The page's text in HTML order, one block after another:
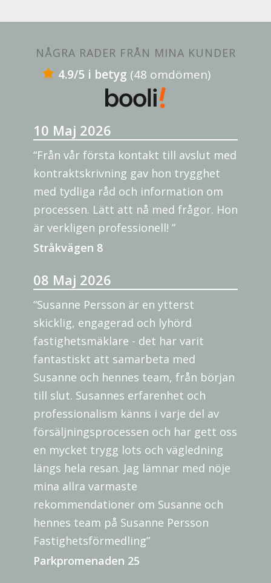
NÅGRA RADER FRÅN MINA KUNDER
4.9/5 i betyg (48 omdömen)
10 Maj 2026
“Från vår första kontakt till avslut med
kontraktskrivning gav hon trygghet
med tydliga råd och information om
processen. Lätt att nå med frågor. Hon
är verkligen professionell! ”
Stråkvägen 8
08 Maj 2026
“Susanne Persson är en ytterst
skicklig, engagerad och lyhörd
fastighetsmäklare - det har varit
fantastiskt att samarbeta med
Susanne och hennes team, från början
till slut. Susannes erfarenhet och
professionalism känns i varje del av
försäljningsprocessen och har gett oss
en mycket trygg lots och vägledning
längs hela resan. Jag lämnar med nöje
mina allra varmaste
rekommendationer om Susanne och
hennes team på Susanne Persson
Fastighetsförmedling”
Parkpromenaden 25